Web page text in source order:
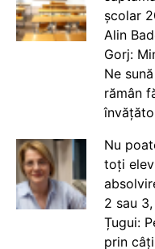
școlar
Alin
Gorj:
Ne
rămân
Nu
toți
2 sau
Țugui:
prin